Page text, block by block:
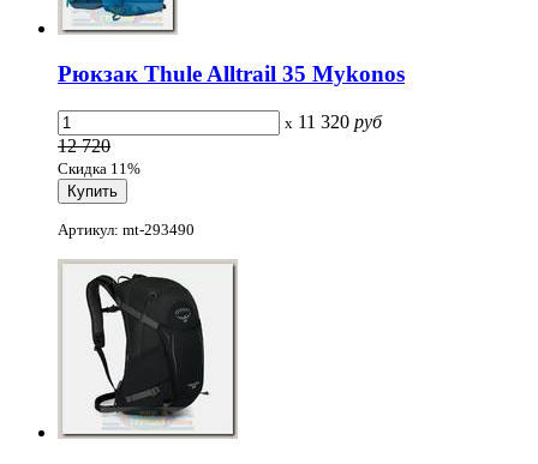
Рюкзак Thule Alltrail 35 Mykonos
x 11 320 руб
12 720
Скидка 11%
Артикул: mt-293490